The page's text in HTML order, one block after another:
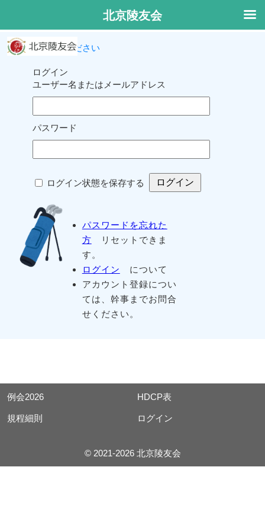
ログインしてください
ログイン
ユーザー名またはメールアドレス
パスワード
ログイン状態を保存する
パスワードを忘れた
方 リセットできま
す。
ログイン
について
アカウント登録につい
ては、幹事までお問合
せください。
例会2026 HDCP表
規程細則 ログイン
© 2021-2026 北京陵友会
北京陵友会